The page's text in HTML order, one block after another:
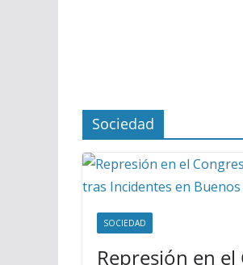
Sociedad
SOCIEDAD
Represión en el